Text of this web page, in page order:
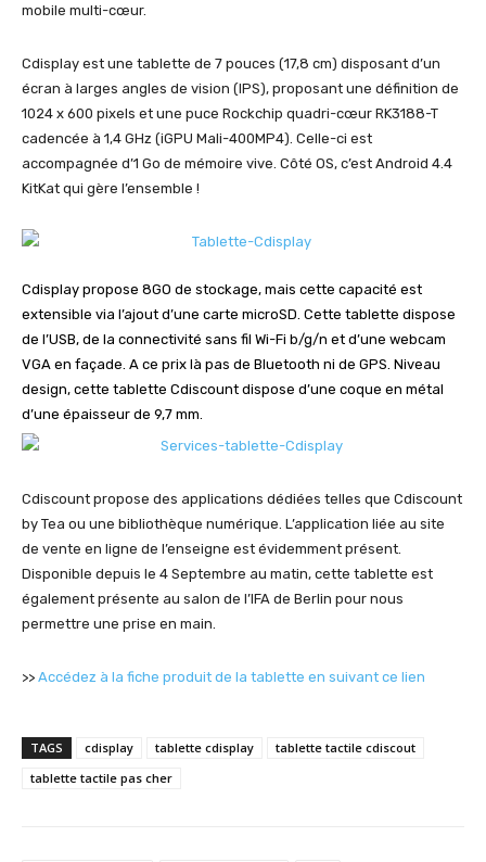
mobile multi-cœur.
Cdisplay est une tablette de 7 pouces (17,8 cm) disposant d’un
écran à larges angles de vision (IPS), proposant une définition de
1024 x 600 pixels et une puce Rockchip quadri-cœur RK3188-T
cadencée à 1,4 GHz (iGPU Mali-400MP4). Celle-ci est
accompagnée d’1 Go de mémoire vive. Côté OS, c’est Android 4.4
KitKat qui gère l’ensemble !
Cdisplay propose 8GO de stockage, mais cette capacité est
extensible via l’ajout d’une carte microSD. Cette tablette dispose
de l’USB, de la connectivité sans fil Wi-Fi b/g/n et d’une webcam
VGA en façade. A ce prix là pas de Bluetooth ni de GPS. Niveau
design, cette tablette Cdiscount dispose d’une coque en métal
d’une épaisseur de 9,7 mm.
Cdiscount propose des applications dédiées telles que Cdiscount
by Tea ou une bibliothèque numérique. L’application liée au site
de vente en ligne de l’enseigne est évidemment présent.
Disponible depuis le 4 Septembre au matin, cette tablette est
également présente au salon de l’IFA de Berlin pour nous
permettre une prise en main.
>> Accédez à la fiche produit de la tablette en suivant ce lien
TAGS cdisplay tablette cdisplay
tablette tactile cdiscout
tablette tactile pas cher